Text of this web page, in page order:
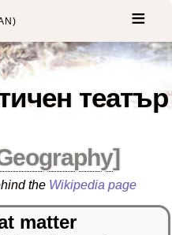
театър
]
the Wikipedia page
matter